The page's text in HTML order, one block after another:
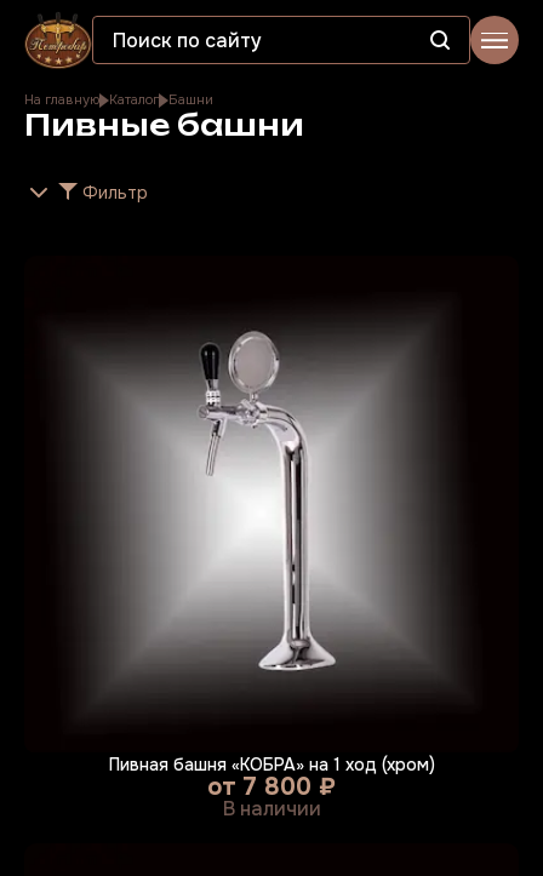
На главную Каталог Башни
Пивные башни
Фильтр
Пивная башня «КОБРА» на 1 ход (хром)
от 7 800 ₽
В наличии